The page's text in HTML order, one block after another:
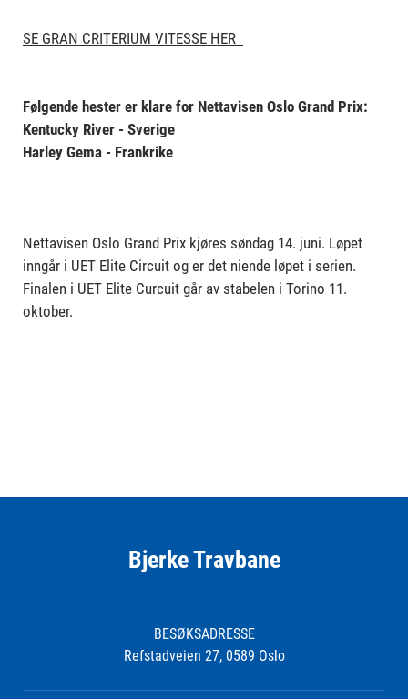
SE GRAN CRITERIUM VITESSE HER
Følgende hester er klare for Nettavisen Oslo Grand Prix:
Kentucky River - Sverige
Harley Gema - Frankrike
Nettavisen Oslo Grand Prix kjøres søndag 14. juni. Løpet
inngår i UET Elite Circuit og er det niende løpet i serien.
Finalen i UET Elite Curcuit går av stabelen i Torino 11.
oktober.
Bjerke Travbane
BESØKSADRESSE
Refstadveien 27, 0589 Oslo